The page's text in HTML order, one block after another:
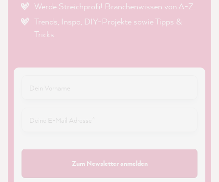
Werde Streichprofi! Branchenwissen von A-Z.
Trends, Inspo, DIY-Projekte sowie Tipps &
Tricks.
Zum Newsletter anmelden